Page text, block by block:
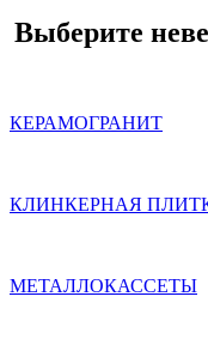
Выберите
КЕРАМОГРАНИТ
КЛИНКЕРНАЯ
МЕТАЛЛОКАССЕТЫ